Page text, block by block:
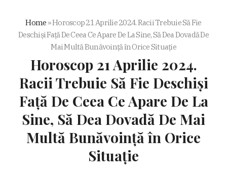
Home »Horoscop 21 Aprilie 2024. Racii Trebuie Să Fie
Deschiși Față De Ceea Ce Apare De La Sine, Să Dea Dovadă De
Mai Multă Bunăvoință în Orice Situație
Horoscop 21 Aprilie 2024.
Racii Trebuie Să Fie Deschiși
Față De Ceea Ce Apare De La
Sine, Să Dea Dovadă De Mai
Multă Bunăvoință în Orice
Situație